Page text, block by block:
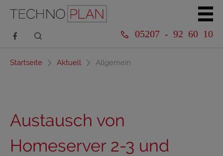
05207 - 92 60 10
Startseite Aktuell Allgemein
Austausch von
Homeserver 2-3 und